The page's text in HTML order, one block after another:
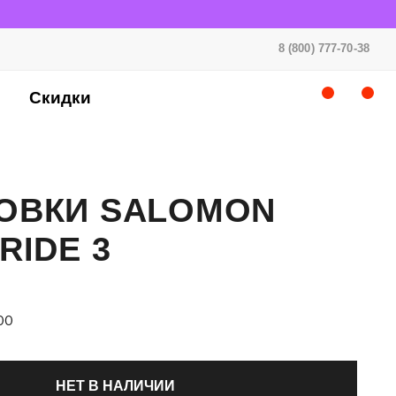
8 (800) 777-70-38
Скидки
SALOMON
3
НЕТ В НАЛИЧИИ